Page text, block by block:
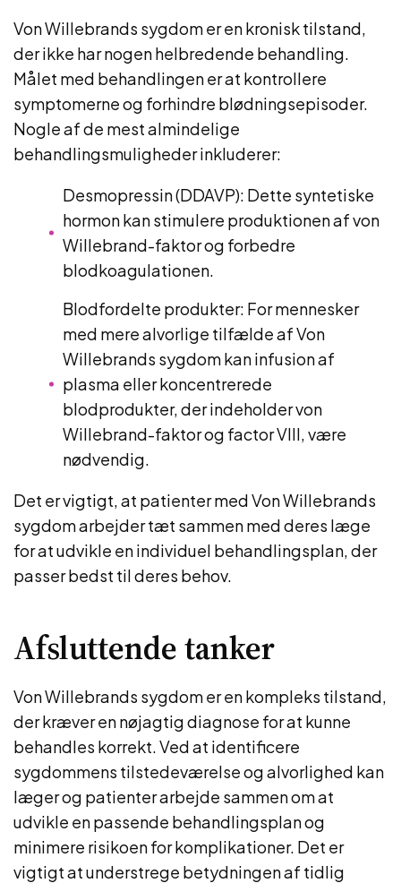
Von Willebrands sygdom er en kronisk tilstand,
der ikke har nogen helbredende behandling.
Målet med behandlingen er at kontrollere
symptomerne og forhindre blødningsepisoder.
Nogle af de mest almindelige
behandlingsmuligheder inkluderer:
Desmopressin (DDAVP): Dette syntetiske
hormon kan stimulere produktionen af ​​von
Willebrand-faktor og forbedre
blodkoagulationen.
Blodfordelte produkter: For mennesker
med mere alvorlige tilfælde af Von
Willebrands sygdom kan infusion af
plasma eller koncentrerede
blodprodukter, der indeholder von
Willebrand-faktor og factor VIII, være
nødvendig.
Det er vigtigt, at patienter med Von Willebrands
sygdom arbejder tæt sammen med deres læge
for at udvikle en individuel behandlingsplan, der
passer bedst til deres behov.
Afsluttende tanker
Von Willebrands sygdom er en kompleks tilstand,
der kræver en nøjagtig diagnose for at kunne
behandles korrekt. Ved at identificere
sygdommens tilstedeværelse og alvorlighed kan
læger og patienter arbejde sammen om at
udvikle en passende behandlingsplan og
minimere risikoen for komplikationer. Det er
vigtigt at understrege betydningen af ​​tidlig